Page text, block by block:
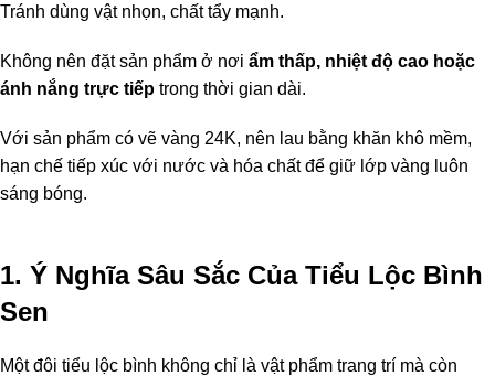
Tránh dùng vật nhọn, chất tẩy mạnh.
Không nên đặt sản phẩm ở nơi ẩm thấp, nhiệt độ cao hoặc
ánh nắng trực tiếp trong thời gian dài.
Với sản phẩm có vẽ vàng 24K, nên lau bằng khăn khô mềm,
hạn chế tiếp xúc với nước và hóa chất để giữ lớp vàng luôn
sáng bóng.
1. Ý Nghĩa Sâu Sắc Của Tiểu Lộc Bình
Sen
Một đôi tiểu lộc bình không chỉ là vật phẩm trang trí mà còn